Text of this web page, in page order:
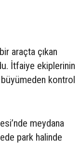
araçta çıkan
İtfaiye ekiplerinin
büyümeden kontrol
meydana
park halinde